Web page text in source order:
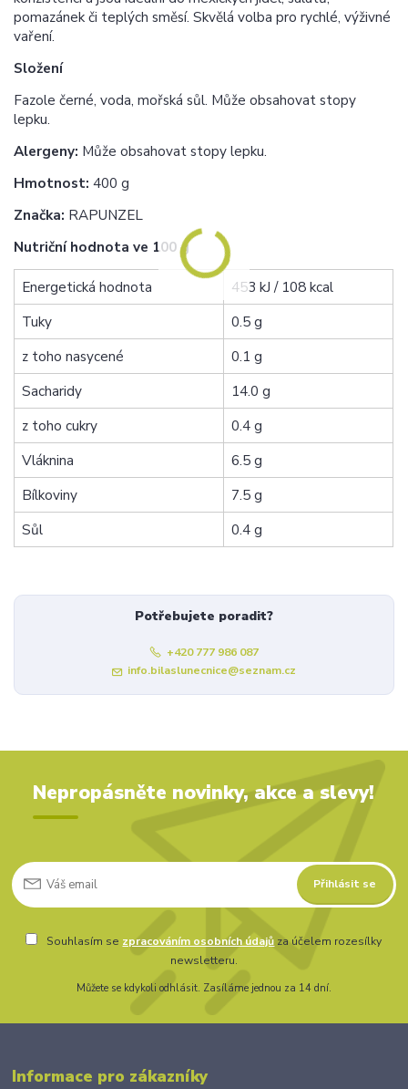
pomazánek či teplých směsí. Skvělá volba pro rychlé, výživné
vaření.
Složení
Fazole černé, voda, mořská sůl. Může obsahovat stopy
lepku.
Alergeny: Může obsahovat stopy lepku.
Hmotnost: 400 g
Značka: RAPUNZEL
Nutriční hodnota ve 100 g
Energetická hodnota
453 kJ / 108 kcal
Tuky
0.5 g
z toho nasycené
0.1 g
Sacharidy
14.0 g
z toho cukry
0.4 g
Vláknina
6.5 g
Bílkoviny
7.5 g
Sůl
0.4 g
Potřebujete poradit?
+420 777 986 087
info.bilaslunecnice@seznam.cz
Nepropásněte novinky, akce a slevy!
Přihlásit se
Souhlasím se zpracováním osobních údajů za účelem rozesílky
newsletteru.
Můžete se kdykoli odhlásit. Zasíláme jednou za 14 dní.
Informace pro zákazníky